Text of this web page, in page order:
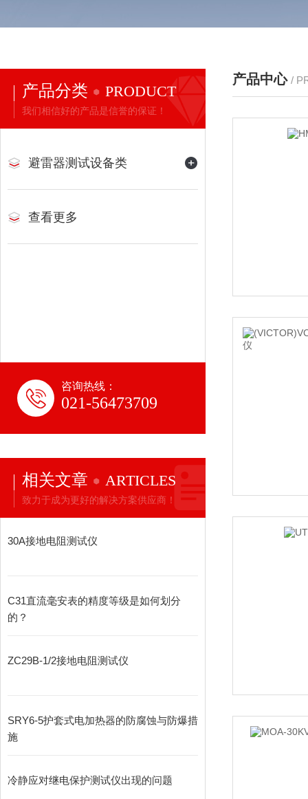
产品分类 PRODUCT
我们相信好的产品是信誉的保证！
避雷器测试设备类
查看更多
咨询热线：
021-56473709
相关文章 ARTICLES
致力于成为更好的解决方案供应商！
30A接地电阻测试仪
C31直流毫安表的精度等级是如何划分
的？
ZC29B-1/2接地电阻测试仪
SRY6-5护套式电加热器的防腐蚀与防爆措
施
冷静应对继电保护测试仪出现的问题
产品中心 /